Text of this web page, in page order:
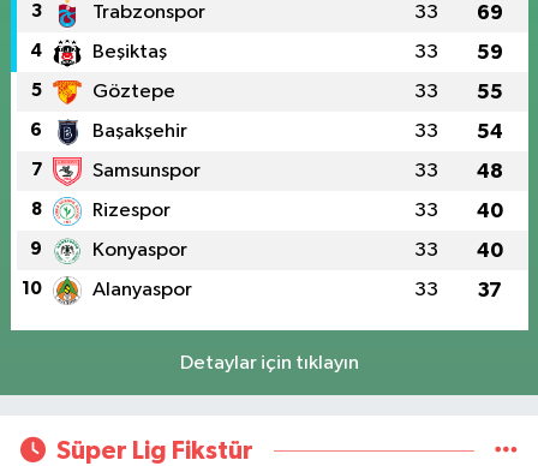
3 Trabzonspor 33 69
4 Beşiktaş 33 59
5 Göztepe 33 55
6 Başakşehir 33 54
7 Samsunspor 33 48
8 Rizespor 33 40
9 Konyaspor 33 40
10 Alanyaspor 33 37
Detaylar için tıklayın
Süper Lig Fikstür